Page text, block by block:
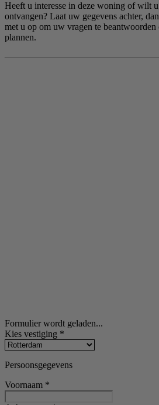
Heeft u interesse in deze woning of wilt
ontvangen? Laat uw gegevens achter,
met u op om uw vragen te
plannen.
Formulier wordt geladen...
Kies vestiging *
Persoonsgegevens
Voornaam *